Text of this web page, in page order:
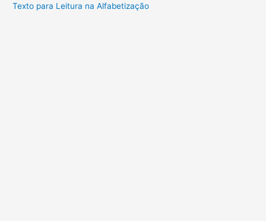
Texto para Leitura na Alfabetização